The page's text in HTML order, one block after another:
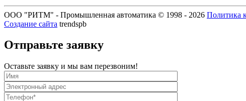
ООО "РИТМ" - Промышленная автоматика © 1998 - 2026 Политика
Создание сайта trendspb
Отправьте заявку
Оставьте заявку и мы вам перезвоним!